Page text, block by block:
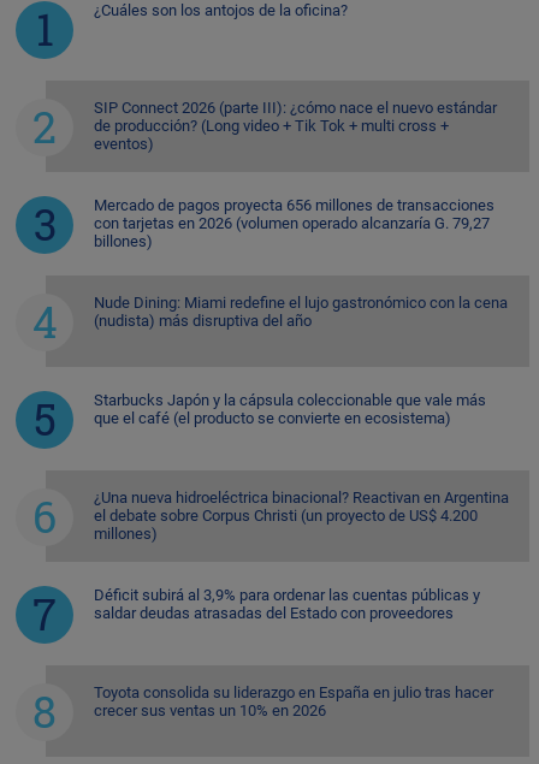
¿Cuáles son los antojos de la oficina?
SIP Connect 2026 (parte III): ¿cómo nace el nuevo estándar
de producción? (Long video + Tik Tok + multi cross +
eventos)
Mercado de pagos proyecta 656 millones de transacciones
con tarjetas en 2026 (volumen operado alcanzaría G. 79,27
billones)
Nude Dining: Miami redefine el lujo gastronómico con la cena
(nudista) más disruptiva del año
Starbucks Japón y la cápsula coleccionable que vale más
que el café (el producto se convierte en ecosistema)
¿Una nueva hidroeléctrica binacional? Reactivan en Argentina
el debate sobre Corpus Christi (un proyecto de US$ 4.200
millones)
Déficit subirá al 3,9% para ordenar las cuentas públicas y
saldar deudas atrasadas del Estado con proveedores
Toyota consolida su liderazgo en España en julio tras hacer
crecer sus ventas un 10% en 2026